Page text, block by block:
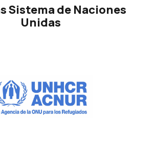
Sistema de Naciones
Unidas